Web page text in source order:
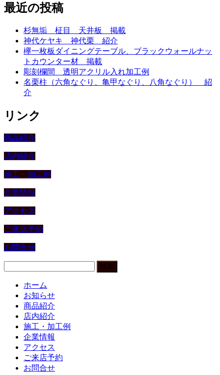
最近の投稿
杉無垢 柾目 天井板 掲載
神代ケヤキ 神代栗 紹介
欅一枚板ダイニングテーブル、ブラックウォールナッ
トカウンター材 掲載
彫刻欄間 透明アクリル入れ加工例
名栗柱（六角なぐり、亀甲なぐり、八角なぐり） 紹
介
リンク
商品紹介
店内紹介
施工・加工例
企業情報
アクセス
ご来店予約
お問合せ
ホーム
お知らせ
商品紹介
店内紹介
施工・加工例
企業情報
アクセス
ご来店予約
お問合せ